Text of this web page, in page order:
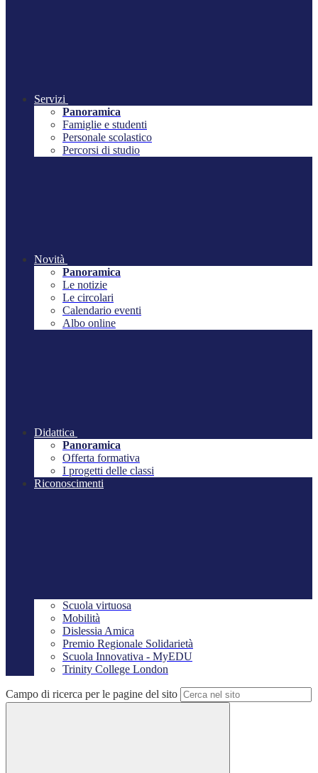
Servizi
Panoramica
Famiglie e studenti
Personale scolastico
Percorsi di studio
Novità
Panoramica
Le notizie
Le circolari
Calendario eventi
Albo online
Didattica
Panoramica
Offerta formativa
I progetti delle classi
Riconoscimenti
Scuola virtuosa
Mobilità
Dislessia Amica
Premio Regionale Solidarietà
Scuola Innovativa - MyEDU
Trinity College London
Campo di ricerca per le pagine del sito